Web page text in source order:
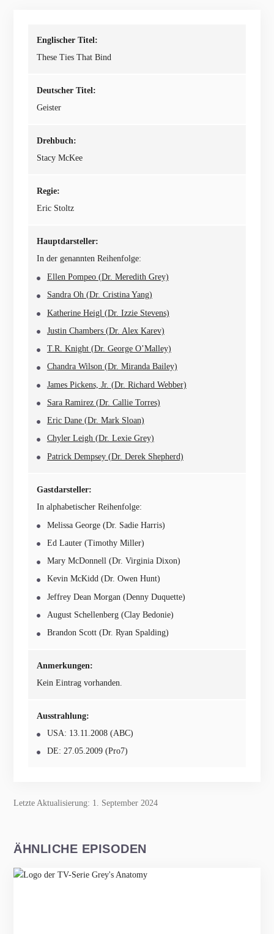
Englischer Titel:
These Ties That Bind
Deutscher Titel:
Geister
Drehbuch:
Stacy McKee
Regie:
Eric Stoltz
Hauptdarsteller:
In der genannten Reihenfolge:
Ellen Pompeo (Dr. Meredith Grey)
Sandra Oh (Dr. Cristina Yang)
Katherine Heigl (Dr. Izzie Stevens)
Justin Chambers (Dr. Alex Karev)
T.R. Knight (Dr. George O’Malley)
Chandra Wilson (Dr. Miranda Bailey)
James Pickens, Jr. (Dr. Richard Webber)
Sara Ramirez (Dr. Callie Torres)
Eric Dane (Dr. Mark Sloan)
Chyler Leigh (Dr. Lexie Grey)
Patrick Dempsey (Dr. Derek Shepherd)
Gastdarsteller:
In alphabetischer Reihenfolge:
Melissa George (Dr. Sadie Harris)
Ed Lauter (Timothy Miller)
Mary McDonnell (Dr. Virginia Dixon)
Kevin McKidd (Dr. Owen Hunt)
Jeffrey Dean Morgan (Denny Duquette)
August Schellenberg (Clay Bedonie)
Brandon Scott (Dr. Ryan Spalding)
Anmerkungen:
Kein Eintrag vorhanden.
Ausstrahlung:
USA: 13.11.2008 (ABC)
DE: 27.05.2009 (Pro7)
Letzte Aktualisierung: 1. September 2024
ÄHNLICHE EPISODEN